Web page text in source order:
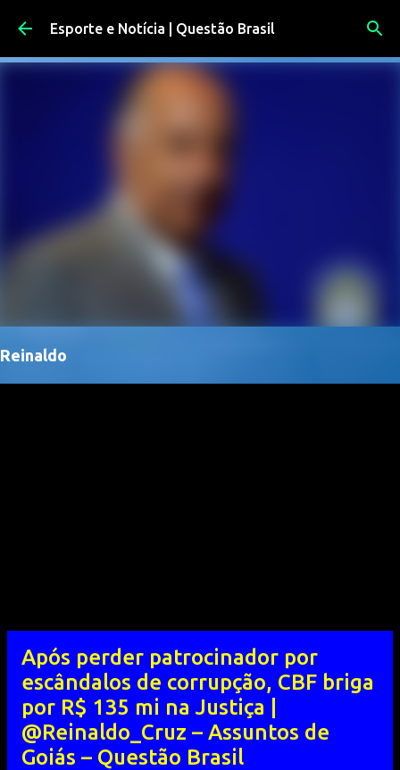
Pular para o conteúdo principal
Esporte e Notícia | Questão Brasil
Reinaldo
Após perder patrocinador por
escândalos de corrupção, CBF briga
por R$ 135 mi na Justiça |
@Reinaldo_Cruz – Assuntos de
Goiás – Questão Brasil